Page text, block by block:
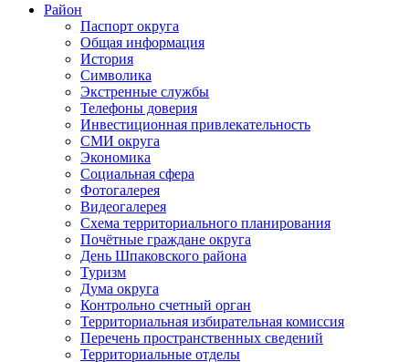
Район
Паспорт округа
Общая информация
История
Символика
Экстренные службы
Телефоны доверия
Инвестиционная привлекательность
СМИ округа
Экономика
Социальная сфера
Фотогалерея
Видеогалерея
Схема территориального планирования
Почётные граждане округа
День Шпаковского района
Туризм
Дума округа
Контрольно счетный орган
Территориальная избирательная комиссия
Перечень пространственных сведений
Территориальные отделы